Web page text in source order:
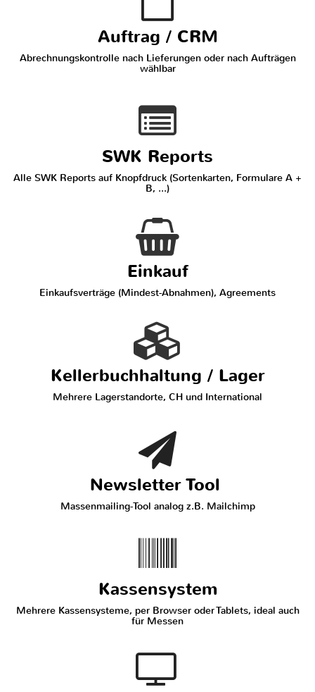
Auftrag / CRM
Abrechnungskontrolle nach Lieferungen oder nach Aufträgen
wählbar
SWK Reports
Alle SWK Reports auf Knopfdruck (Sortenkarten, Formulare A +
B, ...)
Einkauf
Einkaufsverträge (Mindest-Abnahmen), Agreements
Kellerbuchhaltung / Lager
Mehrere Lagerstandorte, CH und International
Newsletter Tool
Massenmailing-Tool analog z.B. Mailchimp
Kassensystem
Mehrere Kassensysteme, per Browser oder Tablets, ideal auch
für Messen